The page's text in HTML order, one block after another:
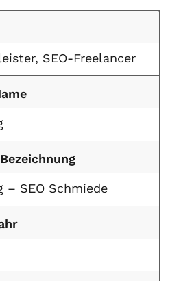
SEO-Freelancer
– SEO Schmiede